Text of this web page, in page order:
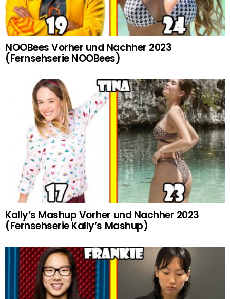
NOOBees Vorher und Nachher 2023
(Fernsehserie NOOBees)
Kally’s Mashup Vorher und Nachher 2023
(Fernsehserie Kally’s Mashup)